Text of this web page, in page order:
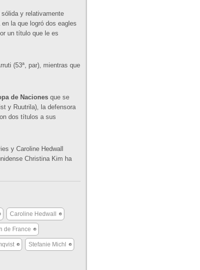
y relativamente
la que logró dos eagles
un título que le es
(53ª, par), mientras que
de Naciones que se
y Ruutrila), la defensora
dos títulos a sus
y Caroline Hedwall
Christina Kim ha
Caroline Hedwall
de France
Stefanie Michl